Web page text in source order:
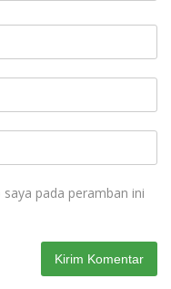
pada peramban ini